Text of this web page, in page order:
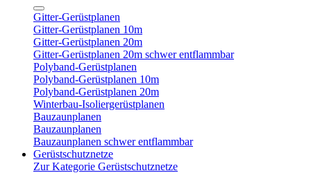
Gitter-Gerüstplanen
Gitter-Gerüstplanen 10m
Gitter-Gerüstplanen 20m
Gitter-Gerüstplanen 20m schwer entflammbar
Polyband-Gerüstplanen
Polyband-Gerüstplanen 10m
Polyband-Gerüstplanen 20m
Winterbau-Isoliergerüstplanen
Bauzaunplanen
Bauzaunplanen
Bauzaunplanen schwer entflammbar
Gerüstschutznetze
Zur Kategorie Gerüstschutznetze